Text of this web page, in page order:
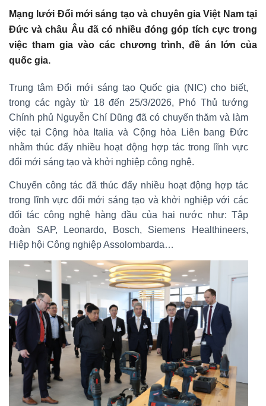
Mạng lưới Đổi mới sáng tạo và chuyên gia Việt Nam tại
Đức và châu Âu đã có nhiều đóng góp tích cực trong
việc tham gia vào các chương trình, đề án lớn của
quốc gia.
Trung tâm Đổi mới sáng tạo Quốc gia (NIC) cho biết,
trong các ngày từ 18 đến 25/3/2026, Phó Thủ tướng
Chính phủ Nguyễn Chí Dũng đã có chuyến thăm và làm
việc tại Cộng hòa Italia và Cộng hòa Liên bang Đức
nhằm thúc đẩy nhiều hoạt động hợp tác trong lĩnh vực
đổi mới sáng tạo và khởi nghiệp công nghệ.
Chuyến công tác đã thúc đẩy nhiều hoạt động hợp tác
trong lĩnh vực đổi mới sáng tạo và khởi nghiệp với các
đối tác công nghệ hàng đầu của hai nước như: Tập
đoàn SAP, Leonardo, Bosch, Siemens Healthineers,
Hiệp hội Công nghiệp Assolombarda…